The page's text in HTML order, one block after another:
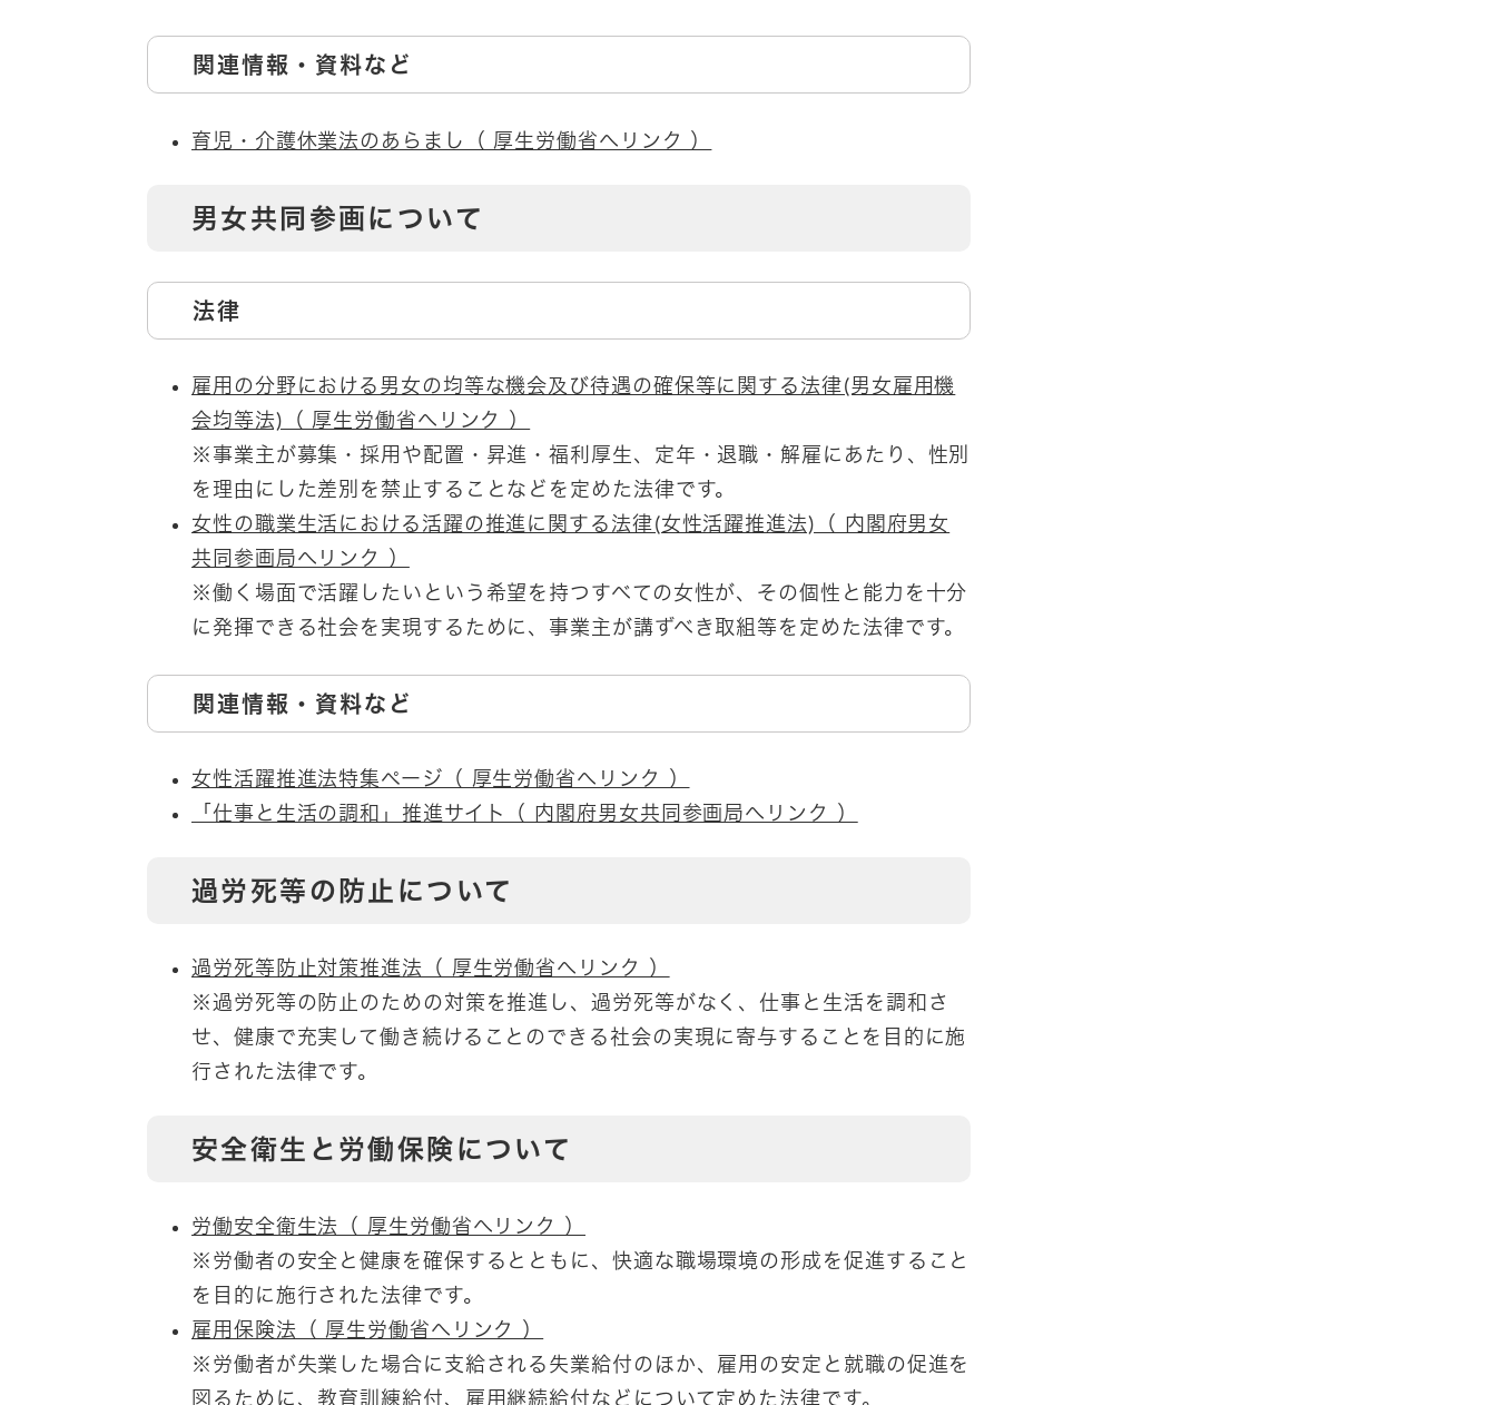
関連情報・資料など
育児・介護休業法のあらまし（ 厚生労働省へリンク ）
男女共同参画について
法律
雇用の分野における男女の均等な機会及び待遇の確保等に関する法律(​男女雇用機
会均等法)（ 厚生労働省へリンク ）
※事業主が募集・採用や配置・昇進・福利厚生、定年・退職・解雇にあたり、性別
を理由にした差別を禁止することなどを定めた法律です。
女性の職業生活における活躍の推進に関する法律​(女性活躍推進法)（ 内閣府男女
共同参画局へリンク ）
※働く場面で活躍したいという希望を持つすべての女性が、その個性と能力を十分
に発揮できる社会を実現するために、事業主が講ずべき取組等を定めた法律です。
関連情報・資料など
女性活躍推進法特集ページ（ 厚生労働省へリンク ）
「仕事と生活の調和」推進サイト（ 内閣府男女共同参画局へリンク ）
過労死等の防止について
過労死等防止対策推進法（ 厚生労働省へリンク ）
※過労死等の防止のための対策を推進し、過労死等がなく、仕事と生活を調和さ
せ、健康で充実して働き続けることのできる社会の実現に寄与することを目的に施
行された法律です。
安全衛生と労働保険について
労働安全衛生法（ 厚生労働省へリンク ）
※労働者の安全と健康を確保するとともに、快適な職場環境の形成を促進すること
を目的に施行された法律です。
雇用保険法（ 厚生労働省へリンク ）
※労働者が失業した場合に支給される失業給付のほか、雇用の安定と就職の促進を
図るために、教育訓練給付、雇用継続給付などについて定めた法律です。